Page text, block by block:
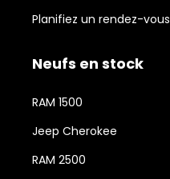
Planifiez un rendez-vous
Neufs en stock
RAM 1500
Jeep Cherokee
RAM 2500